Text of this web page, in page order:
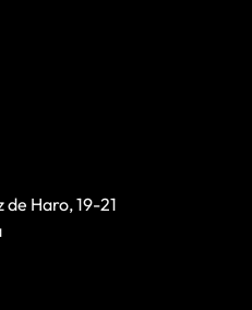
Haro, 19-21